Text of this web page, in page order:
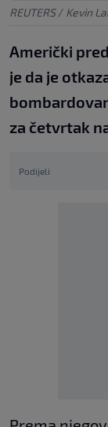
REUTERS / Kevin
Američki
je da je
za četvrtak
Podijeli